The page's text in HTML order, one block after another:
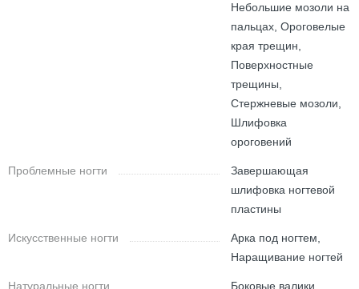
Небольшие мозоли на
пальцах, Ороговелые
края трещин,
Поверхностные
трещины,
Стержневые мозоли,
Шлифовка
ороговений
Проблемные ногти
Завершающая
шлифовка ногтевой
пластины
Искусственные ногти
Арка под ногтем,
Наращивание ногтей
Натуральные ногти
Боковые валики,